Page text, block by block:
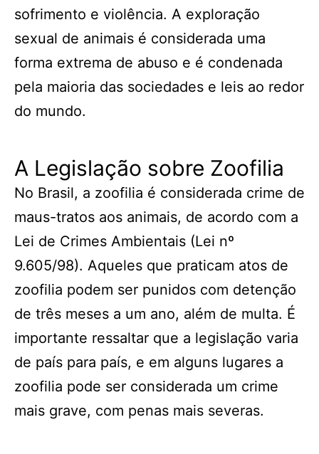
sofrimento e violência. A exploração
sexual de animais é considerada uma
forma extrema de abuso e é condenada
pela maioria das sociedades e leis ao redor
do mundo.
A Legislação sobre Zoofilia
No Brasil, a zoofilia é considerada crime de
maus-tratos aos animais, de acordo com a
Lei de Crimes Ambientais (Lei nº
9.605/98). Aqueles que praticam atos de
zoofilia podem ser punidos com detenção
de três meses a um ano, além de multa. É
importante ressaltar que a legislação varia
de país para país, e em alguns lugares a
zoofilia pode ser considerada um crime
mais grave, com penas mais severas.